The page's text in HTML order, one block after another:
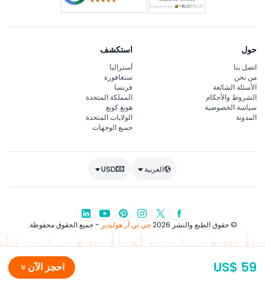
US$ 59 احجز الآن
حول
اتصل بنا
من نحن
الأسئلة الشائعة
الشروط والأحكام
سياسة الخصوصية
المدونة
استكشف
أستراليا
سنغافورة
فرنسا
المملكة المتحدة
هونغ كونغ
الولايات المتحدة
جميع الوجهات
العربية USD
© حقوق الطبع والنشر 2026 جي تي آر هوليديز - جميع الحقوق محفوظة.